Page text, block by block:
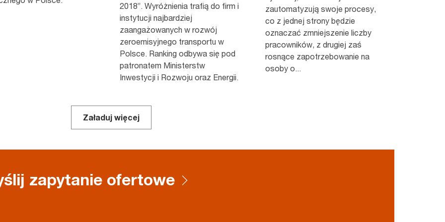
2018”. Wyróżnienia trafią do firm i
instytucji najbardziej
zaangażowanych w rozwój
zeroemisyjnego transportu w
Polsce. Ranking odbywa się pod
patronatem Ministerstw
Inwestycji i Rozwoju oraz Energii.
zautomatyzują swoje procesy,
co z jednej strony będzie
oznaczać zmniejszenie liczby
pracowników, z drugiej zaś
rosnące zapotrzebowanie na
osoby o...
Załaduj więcej
zapytanie ofertowe